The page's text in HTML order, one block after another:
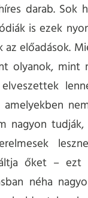
darab. Sok
is ezek
előadások.
olyanok, mint
nagyon
őket –
néha